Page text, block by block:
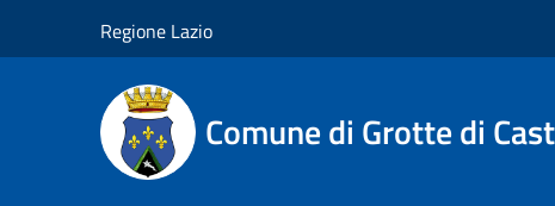
Regione Lazio
Comune di Grotte di